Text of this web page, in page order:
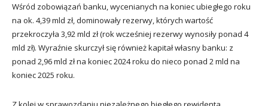
Wśród zobowiązań banku, wycenianych na koniec ubiegłego roku
na ok. 4,39 mld zł, dominowały rezerwy, których wartość
przekroczyła 3,92 mld zł (rok wcześniej rezerwy wynosiły ponad 4
mld zł). Wyraźnie skurczył się również kapitał własny banku: z
ponad 2,96 mld zł na koniec 2024 roku do nieco ponad 2 mld na
koniec 2025 roku.